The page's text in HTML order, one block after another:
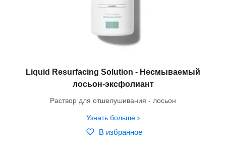
Liquid Resurfacing Solution - Несмываемый
лосьон-эксфолиант
Раствор для отшелушивания - лосьон
Узнать больше
В избранное